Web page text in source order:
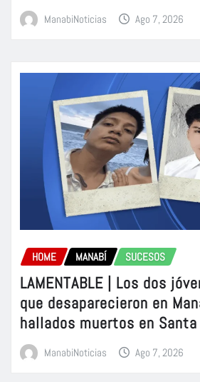
ManabiNoticias Ago 7, 2026
HOME MANABÍ SUCESOS
LAMENTABLE | Los dos
que desaparecieron en
hallados muertos en Santa
ManabiNoticias Ago 7, 2026